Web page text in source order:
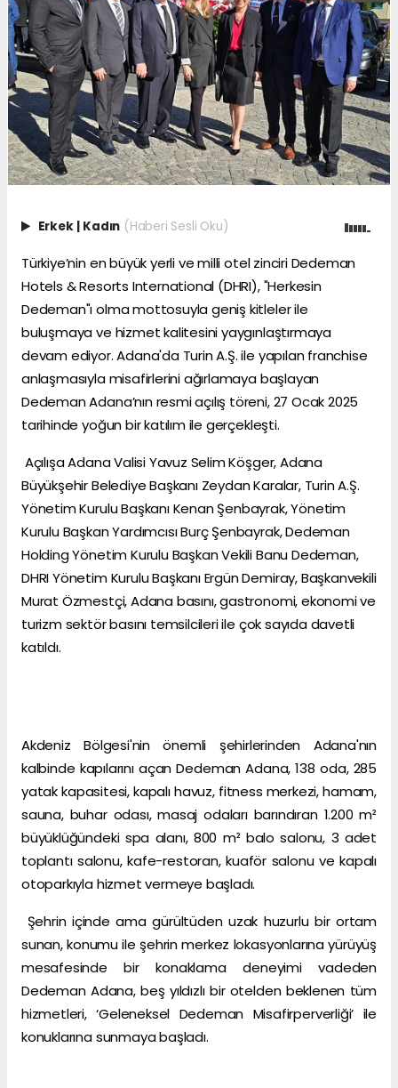
Erkek | Kadın (Haberi Sesli Oku)
Türkiye’nin en büyük yerli ve milli otel zinciri Dedeman
Hotels & Resorts International (DHRI), "Herkesin
Dedeman"ı olma mottosuyla geniş kitleler ile
buluşmaya ve hizmet kalitesini yaygınlaştırmaya
devam ediyor. Adana'da Turin A.Ş. ile yapılan franchise
anlaşmasıyla misafirlerini ağırlamaya başlayan
Dedeman Adana’nın resmi açılış töreni, 27 Ocak 2025
tarihinde yoğun bir katılım ile gerçekleşti.
Açılışa Adana Valisi Yavuz Selim Köşger, Adana
Büyükşehir Belediye Başkanı Zeydan Karalar, Turin A.Ş.
Yönetim Kurulu Başkanı Kenan Şenbayrak, Yönetim
Kurulu Başkan Yardımcısı Burç Şenbayrak, Dedeman
Holding Yönetim Kurulu Başkan Vekili Banu Dedeman,
DHRI Yönetim Kurulu Başkanı Ergün Demiray, Başkanvekili
Murat Özmestçi, Adana basını, gastronomi, ekonomi ve
turizm sektör basını temsilcileri ile çok sayıda davetli
katıldı.
Akdeniz Bölgesi'nin önemli şehirlerinden Adana'nın
kalbinde kapılarını açan Dedeman Adana, 138 oda, 285
yatak kapasitesi, kapalı havuz, fitness merkezi, hamam,
sauna, buhar odası, masaj odaları barındıran 1.200 m²
büyüklüğündeki spa alanı, 800 m² balo salonu, 3 adet
toplantı salonu, kafe-restoran, kuaför salonu ve kapalı
otoparkıyla hizmet vermeye başladı.
Şehrin içinde ama gürültüden uzak huzurlu bir ortam
sunan, konumu ile şehrin merkez lokasyonlarına yürüyüş
mesafesinde bir konaklama deneyimi vadeden
Dedeman Adana, beş yıldızlı bir otelden beklenen tüm
hizmetleri, ‘Geleneksel Dedeman Misafirperverliği’ ile
konuklarına sunmaya başladı.